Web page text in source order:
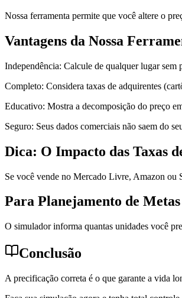
Nossa ferramenta permite que você altere o
Vantagens da Nossa
Independência: Calcule de qualquer lugar sem
Completo: Considera taxas de adquirentes
Educativo: Mostra a decomposição do preço
Seguro: Seus dados comerciais não saem do
Dica: O Impacto das Taxas
Se você vende no Mercado Livre, Amazon ou
Para Planejamento de Metas
O simulador informa quantas unidades você
Conclusão
A precificação correta é o que garante a vida